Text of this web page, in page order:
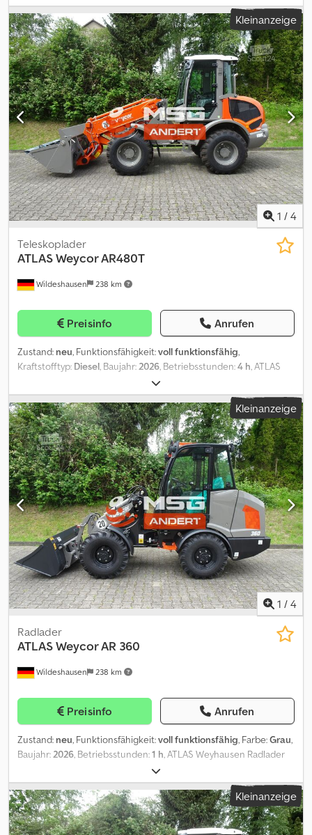
PA1496
Kleinanzeige
1 / 4
Wildeshausen 238 km
Teleskoplader
ATLASWeycor AR480T
Preisinfo Anrufen
Zustand: neu, Funktionsfähigkeit:voll funktionsfähig,
Kraftstofftyp: Diesel, Baujahr:2026, Betriebsstunden:4 h, ATLAS
Weyhausen Radlader AR480T Technische Daten
Maschinengewicht 6000 kg Motor: Fabrikat: Deutz Dieselmotor
TD 2.9 L4 Crsdpozr Hh Ajfx Akwof Leistung: 55,4 kW (75,3 PS) bei
2200 U/min Max. Drehmoment: 260 Nm bei 1600 U/min Hubraum:
2920 cm³ Zylinderzahl: 4 in Reihe Bauart: wassergekühlt
Abgasstufe : EU Stufe V Abgasreinigungssystem: DOC &
Dieselpartikelfilter (DPF) Zusatzausstattung: Vorbereitung für
Anbau Rundumleuchte inkl. Kabelsatz, Abschalter und Steckdose
Vorbereitung für Radioeinbau komplett, ohne Radio, inkl.
Lautsprecher und Antenne Rückenlehne mit Kopfstütze (nur für
Standard und SEA0011) Lenksäule, höhenverstellbar inkl.
Palettengabel 1250mm inkl. Greiferschaufel 2090mm
Zwischenverkauf der vorrätigen Neumaschine Baujahr 2026
vorbehalten. Druckfehler vorbehalten.
Kleinanzeige
1 / 4
Wildeshausen 238 km
Radlader
ATLASWeycor AR 360
Preisinfo Anrufen
Zustand: neu, Funktionsfähigkeit:voll funktionsfähig, Farbe:Grau,
Baujahr:2026, Betriebsstunden:1 h, ATLAS Weyhausen Radlader
AR360 First Edition P-kinematik langes Hubwerk - EURO
Schnellwechsler Technische Daten Maschinengewicht 2700 kg
Motor: Fabrikat Kubota D 1803-CR Leistung 28 kW (38PS) bei 2700
U/min Hubraum 1826 ccm Zylinderzahl 3 in Reihe Bauart
wassergekühlt Abgasstufe EU Stufe V Codpfozr Hf Uox Akwsrf
Kleinanzeige